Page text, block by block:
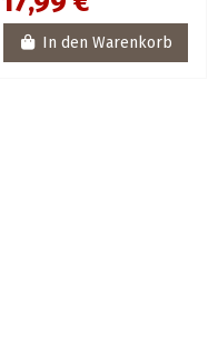
In den Warenkorb